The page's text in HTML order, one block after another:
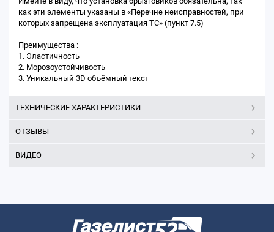
как эти элементы указаны в «Перечне неисправностей, при
которых запрещена эксплуатация ТС» (пункт 7.5)
Преимущества :
1. Эластичность
2. Морозоустойчивость
3. Уникальный 3D объёмный текст
ТЕХНИЧЕСКИЕ ХАРАКТЕРИСТИКИ
ОТЗЫВЫ
ВИДЕО